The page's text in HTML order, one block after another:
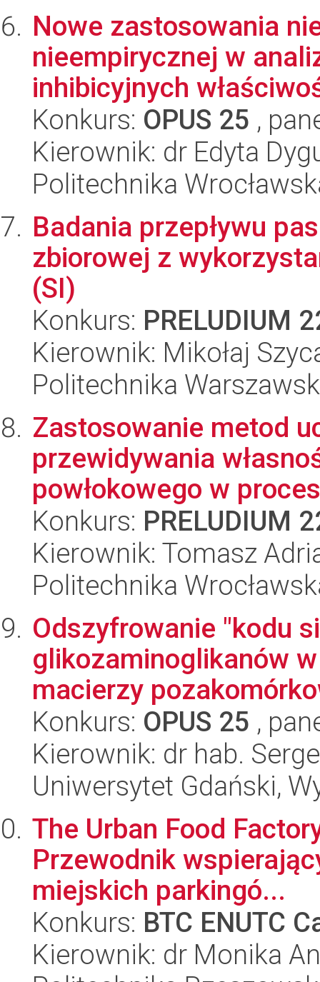
Nowe zastosowania
nieempirycznej w
inhibicyjnych
Konkurs: OPUS 25 ,
Kierownik: dr Edyta
Politechnika
Badania przepływu
zbiorowej z
(SI)
Konkurs: PRELUDIUM
Kierownik: Mikołaj
Politechnika
Zastosowanie metod
przewidywania
powłokowego w
Konkurs: PRELUDIUM
Kierownik: Tomasz
Politechnika
Odszyfrowanie "kodu
glikozaminoglikanów
macierzy
Konkurs: OPUS 25 ,
Kierownik: dr hab.
Uniwersytet Gdański,
The Urban Food
Przewodnik
miejskich parkingó...
Konkurs: BTC ENUTC
Kierownik: dr Monika